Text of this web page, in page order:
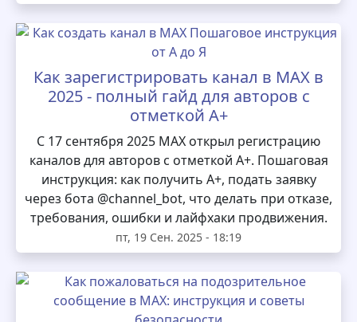
Как зарегистрировать канал в MAX в
2025 - полный гайд для авторов с
отметкой А+
С 17 сентября 2025 MAX открыл регистрацию
каналов для авторов с отметкой А+. Пошаговая
инструкция: как получить А+, подать заявку
через бота @channel_bot, что делать при отказе,
требования, ошибки и лайфхаки продвижения.
пт, 19 Сен. 2025 - 18:19